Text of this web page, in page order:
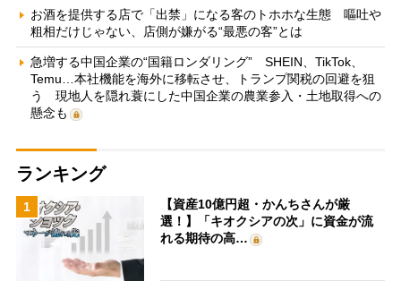
お酒を提供する店で「出禁」になる客のトホホな生態 嘔吐や
粗相だけじゃない、店側が嫌がる“最悪の客”とは
急増する中国企業の“国籍ロンダリング” SHEIN、TikTok、
Temu…本社機能を海外に移転させ、トランプ関税の回避を狙
う 現地人を隠れ蓑にした中国企業の農業参入・土地取得への
懸念も
ランキング
1
【資産10億円超・かんちさんが厳
選！】「キオクシアの次」に資金が流
れる期待の高…